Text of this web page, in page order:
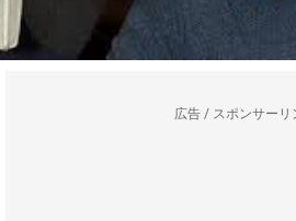
広告 / スポンサーリ